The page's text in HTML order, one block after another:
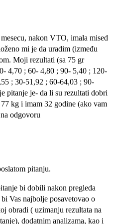
nakon VTO, imala mised
mi je da uradim (između
Moji rezultati (sa 75 gr
4,70 ; 60- 4,80 ; 90- 5,40 ; 120-
; 30-51,92 ; 60-64,03 ; 90-
pitanje je- da li su rezultati dobri
kg i imam 32 godine (ako vam
odgovoru
pitanju.
bi dobili nakon pregleda
Vas najbolje posavetovao o
obradi ( uzimanju rezultata na
dodatnim analizama, kao i